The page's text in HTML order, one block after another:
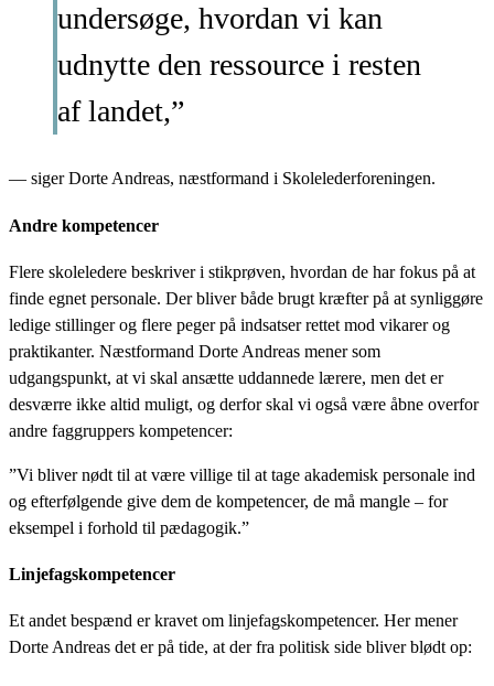
undersøge, hvordan vi kan
udnytte den ressource i resten
af landet,”
— siger Dorte Andreas, næstformand i Skolelederforeningen.
Andre kompetencer
Flere skoleledere beskriver i stikprøven, hvordan de har fokus på at
finde egnet personale. Der bliver både brugt kræfter på at synliggøre
ledige stillinger og flere peger på indsatser rettet mod vikarer og
praktikanter. Næstformand Dorte Andreas mener som
udgangspunkt, at vi skal ansætte uddannede lærere, men det er
desværre ikke altid muligt, og derfor skal vi også være åbne overfor
andre faggruppers kompetencer:
”Vi bliver nødt til at være villige til at tage akademisk personale ind
og efterfølgende give dem de kompetencer, de må mangle – for
eksempel i forhold til pædagogik.”
Linjefagskompetencer
Et andet bespænd er kravet om linjefagskompetencer. Her mener
Dorte Andreas det er på tide, at der fra politisk side bliver blødt op: